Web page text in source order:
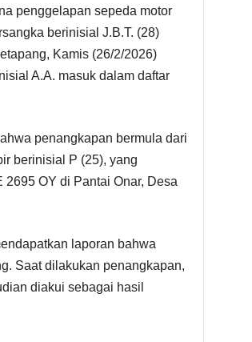
penggelapan sepeda motor
berinisial J.B.T. (28)
Kamis (26/2/2026)
A.A. masuk dalam daftar
penangkapan bermula dari
berinisial P (25), yang
OY di Pantai Onar, Desa
laporan bahwa
Saat dilakukan penangkapan,
diakui sebagai hasil